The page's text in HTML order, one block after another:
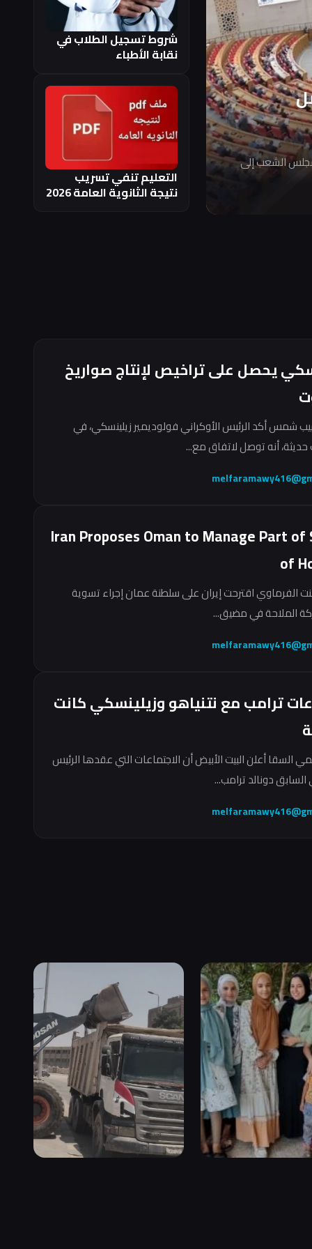
الشعب إلى
شروط تسجيل الطلاب في
نقابة الأطباء
التعليم تنفي تسريب
نتيجة الثانوية العامة 2026
يحصل على تراخيص لإنتاج صواريخ
شمس أكد الرئيس الأوكراني فولوديمير زيلينسكي، في
أنه توصل لاتفاق مع...
Iran Proposes Oman to Manage Part
of
الفرماوي اقترحت إيران على سلطنة عمان إجراء تسوية
الملاحة في مضيق...
ترامب مع نتنياهو وزيلينسكي كانت
السقا أعلن البيت الأبيض أن الاجتماعات التي عقدها الرئيس
السابق دونالد ترامب...